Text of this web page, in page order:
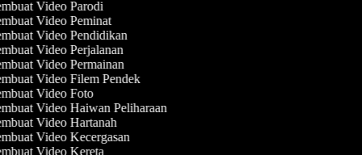
Video Parodi
Video Peminat
Video Pendidikan
Video Perjalanan
Video Permainan
Video Filem Pendek
Video Foto
Video Haiwan Peliharaan
Video Hartanah
Video Kecergasan
Video Kereta